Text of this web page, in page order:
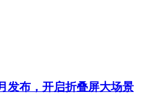
发布，开启折叠屏大场景